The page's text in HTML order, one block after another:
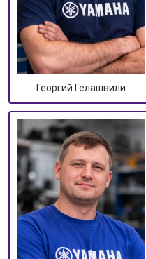
Георгий Гелашвили